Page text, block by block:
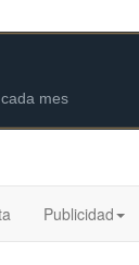
Publicidad